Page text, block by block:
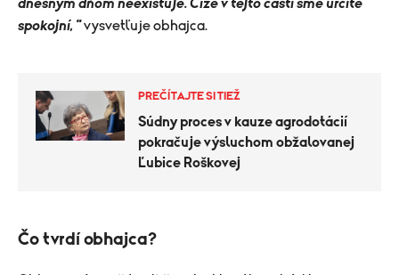
dnešným dňom neexistuje. Čiže v tejto časti sme určite
spokojní, "vysvetľuje obhajca.
PREČÍTAJTE SI TIEŽ
Súdny proces v kauze agrodotácií
pokračuje výsluchom obžalovanej
Ľubice Roškovej
Čo tvrdí obhajca?